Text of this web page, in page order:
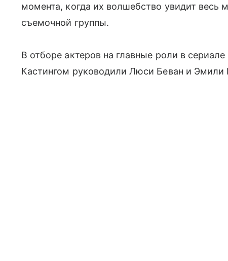
момента, когда их волшебство увидит весь
съемочной группы.
В отборе актеров на главные роли в
Кастингом руководили Люси Беван и Эмили